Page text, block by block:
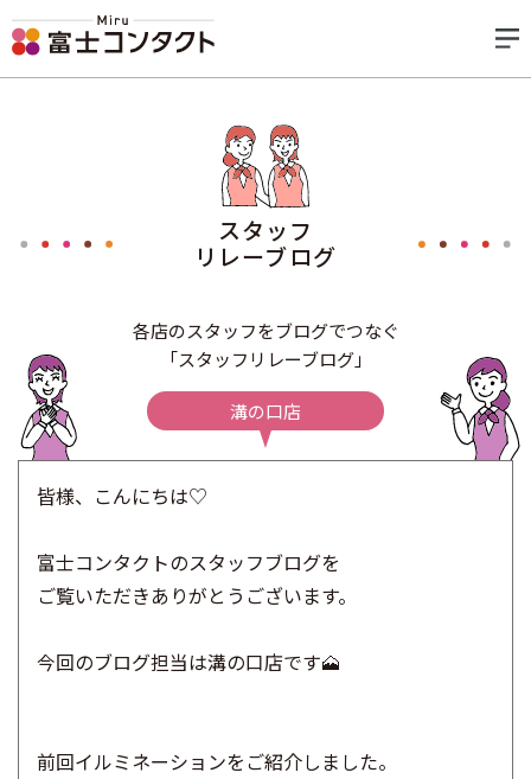
スタッフ
リレーブログ
各店のスタッフをブログでつなぐ
「スタッフリレーブログ」
溝の口店
皆様、こんにちは♡
富士コンタクトのスタッフブログを
ご覧いただきありがとうございます。
今回のブログ担当は溝の口店です🗻
前回イルミネーションをご紹介しました。